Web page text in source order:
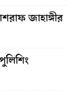
জাহাঙ্গীর